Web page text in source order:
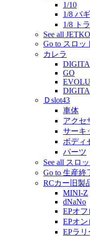
1/10
1/8 バ
1/8 ト
See all
Go to スロッ
カレラ
GO
Ｄslot43
車体
アクセ
サーキ
ボディ
パーツ
See all スロ
Go to 生産終
RCカー旧製
MINI-Z
dNaNo
EPオフ
EPオン
EPラリ